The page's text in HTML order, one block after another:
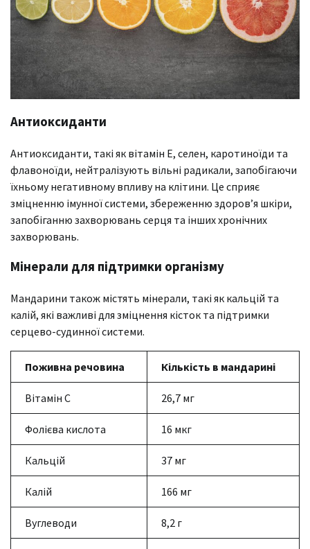
Антиоксиданти
Антиоксиданти, такі як вітамін E, селен, каротиноїди та
флавоноїди, нейтралізують вільні радикали, запобігаючи
їхньому негативному впливу на клітини. Це сприяє
зміцненню імунної системи, збереженню здоров’я шкіри,
запобіганню захворювань серця та інших хронічних
захворювань.
Мінерали для підтримки організму
Мандарини також містять мінерали, такі як кальцій та
калій, які важливі для зміцнення кісток та підтримки
серцево-судинної системи.
Поживна речовина Кількість в мандарині
Вітамін C 26,7 мг
Фолієва кислота 16 мкг
Кальцій 37 мг
Калій 166 мг
Вуглеводи 8,2 г